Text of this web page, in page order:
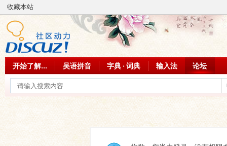
收藏本站
开始了解... 吴语拼音 字典 · 词典 输入法 论坛